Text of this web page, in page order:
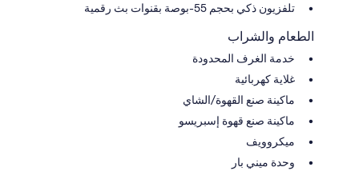
تلفزيون ذكي بحجم 55-بوصة بقنوات بث رقمية
الطعام والشراب
خدمة الغرف المحدودة
غلاية كهربائية
ماكينة صنع القهوة/الشاي
ماكينة صنع قهوة إسبريسو
ميكروويف
وحدة ميني بار